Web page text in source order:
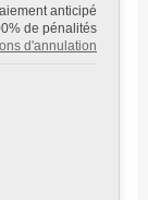
anticipé
de pénalités
d'annulation